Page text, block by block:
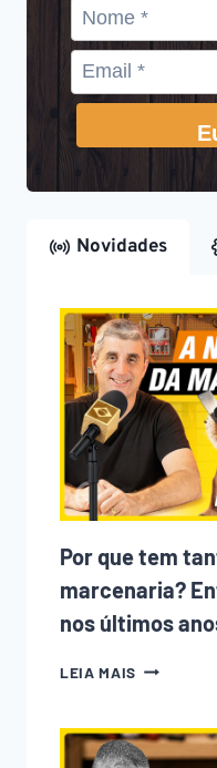
Novidades
Por que tem
marcenaria?
nos últimos
LEIA MAIS POR
TANTA
GENTE